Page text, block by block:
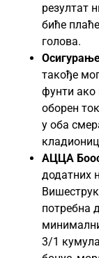
резултат
биће
голова.
такође
фунти ако
оборен
у оба
АЦЦА
додатних
потребна
3/1